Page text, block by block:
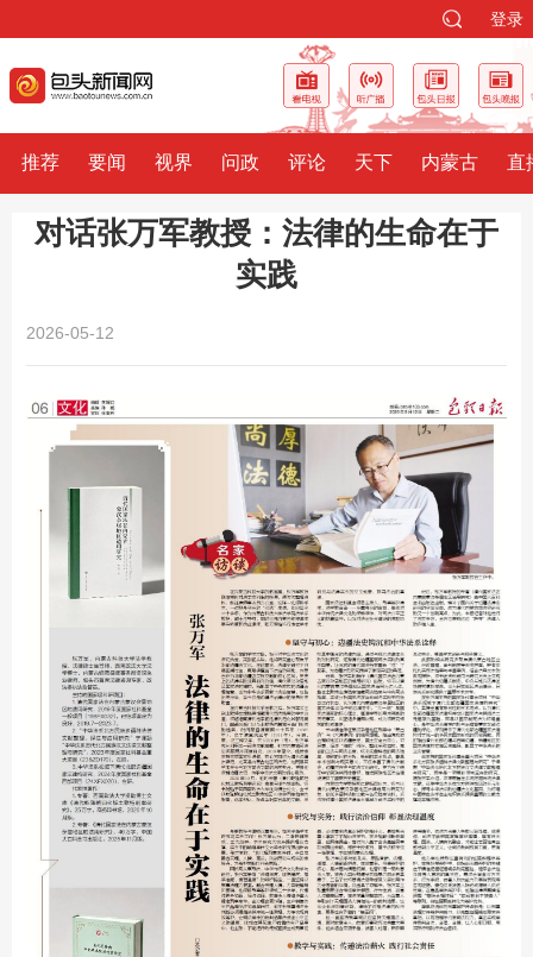
登录
推荐 要闻 视界 问政 评论 天下 内蒙古 直
对话张万军教授：法律的生命在于
实践
2026-05-12